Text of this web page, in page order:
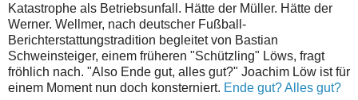
Katastrophe als Betriebsunfall. Hätte der Müller. Hätte der
Werner. Wellmer, nach deutscher Fußball-
Berichterstattungstradition begleitet von Bastian
Schweinsteiger, einem früheren "Schützling" Löws, fragt
fröhlich nach. "Also Ende gut, alles gut?" Joachim Löw ist für
einem Moment nun doch konsterniert. Ende gut? Alles gut?